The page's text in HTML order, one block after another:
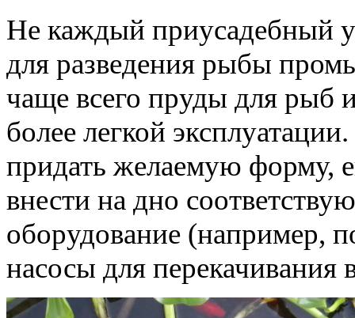
Не каждый приусадебный
для разведения рыбы
чаще всего пруды для рыб
более легкой
придать желаемую форму,
внести на дно
оборудование (например,
насосы для перекачивания